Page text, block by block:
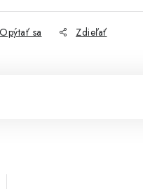
Opýtať sa Zdieľať